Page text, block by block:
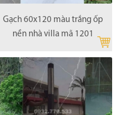
Gạch 60x120 màu trắng ốp
nền nhà villa mã 1201